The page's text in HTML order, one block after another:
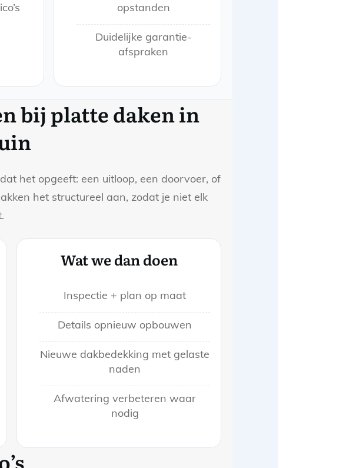
opstanden
Duidelijke garantie-
afspraken
bij platte daken in
het opgeeft: een uitloop, een doorvoer, of
het structureel aan, zodat je niet elk
Wat we dan doen
Inspectie + plan op maat
Details opnieuw opbouwen
Nieuwe dakbedekking met gelaste
naden
Afwatering verbeteren waar
nodig